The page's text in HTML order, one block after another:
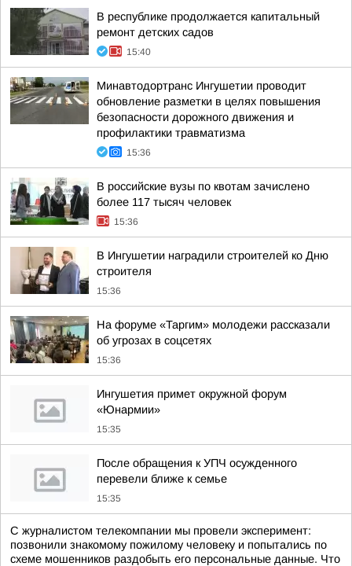
В республике продолжается капитальный
ремонт детских садов
15:40
Минавтодортранс Ингушетии проводит
обновление разметки в целях повышения
безопасности дорожного движения и
профилактики травматизма
15:36
В российские вузы по квотам зачислено
более 117 тысяч человек
15:36
В Ингушетии наградили строителей ко Дню
строителя
15:36
На форуме «Таргим» молодежи рассказали
об угрозах в соцсетях
15:36
Ингушетия примет окружной форум
«Юнармии»
15:35
После обращения к УПЧ осужденного
перевели ближе к семье
15:35
С журналистом телекомпании мы провели эксперимент:
позвонили знакомому пожилому человеку и попытались по
схеме мошенников раздобыть его персональные данные. Что